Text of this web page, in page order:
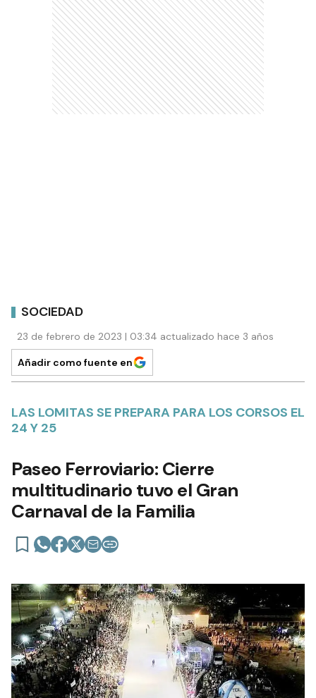
SOCIEDAD
23 de febrero de 2023 | 03:34 actualizado hace 3 años
Añadir como fuente en
LAS LOMITAS SE PREPARA PARA LOS CORSOS EL
24 Y 25
Paseo Ferroviario: Cierre
multitudinario tuvo el Gran
Carnaval de la Familia